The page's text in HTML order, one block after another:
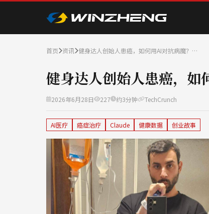
首页 资讯 健身达人创始人患癌，如何用AI对抗病魔？…
健身达人创始人患癌，如
2026年6月28日 227 约3分钟 TechCrunch
AI医疗 癌症治疗 Claude 健康数据 创业故事